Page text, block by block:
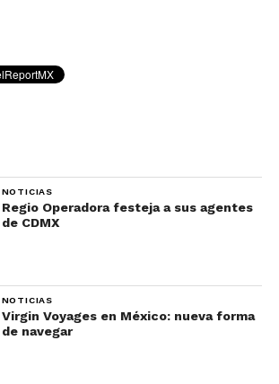
NOTICIAS
Regio Operadora festeja a sus agentes
de CDMX
NOTICIAS
Virgin Voyages en México: nueva forma
de navegar